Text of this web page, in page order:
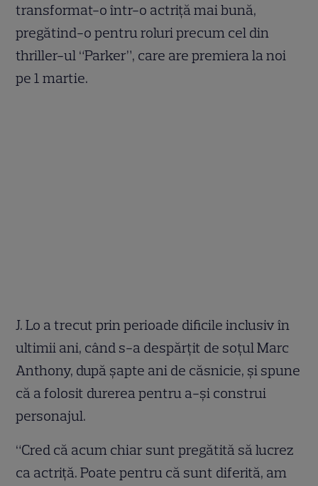
transformat-o într-o actriţă mai bună,
pregătind-o pentru roluri precum cel din
thriller-ul “Parker”, care are premiera la noi
pe 1 martie.
J. Lo a trecut prin perioade dificile inclusiv în
ultimii ani, când s-a despărţit de soţul Marc
Anthony, după şapte ani de căsnicie, şi spune
că a folosit durerea pentru a-şi construi
personajul.
“Cred că acum chiar sunt pregătită să lucrez
ca actriţă. Poate pentru că sunt diferită, am